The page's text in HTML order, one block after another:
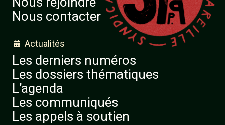
Nous contacter
 Actualités
Les derniers numéros
Les dossiers thématiques
L’agenda
Les communiqués
Les appels à soutien